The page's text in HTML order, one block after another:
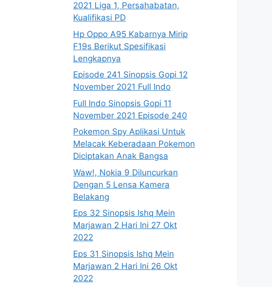
2021 Liga 1, Persahabatan,
Kualifikasi PD
Hp Oppo A95 Kabarnya Mirip
F19s Berikut Spesifikasi
Lengkapnya
Episode 241 Sinopsis Gopi 12
November 2021 Full Indo
Full Indo Sinopsis Gopi 11
November 2021 Episode 240
Pokemon Spy Aplikasi Untuk
Melacak Keberadaan Pokemon
Diciptakan Anak Bangsa
Waw!, Nokia 9 Diluncurkan
Dengan 5 Lensa Kamera
Belakang
Eps 32 Sinopsis Ishq Mein
Marjawan 2 Hari Ini 27 Okt
2022
Eps 31 Sinopsis Ishq Mein
Marjawan 2 Hari Ini 26 Okt
2022